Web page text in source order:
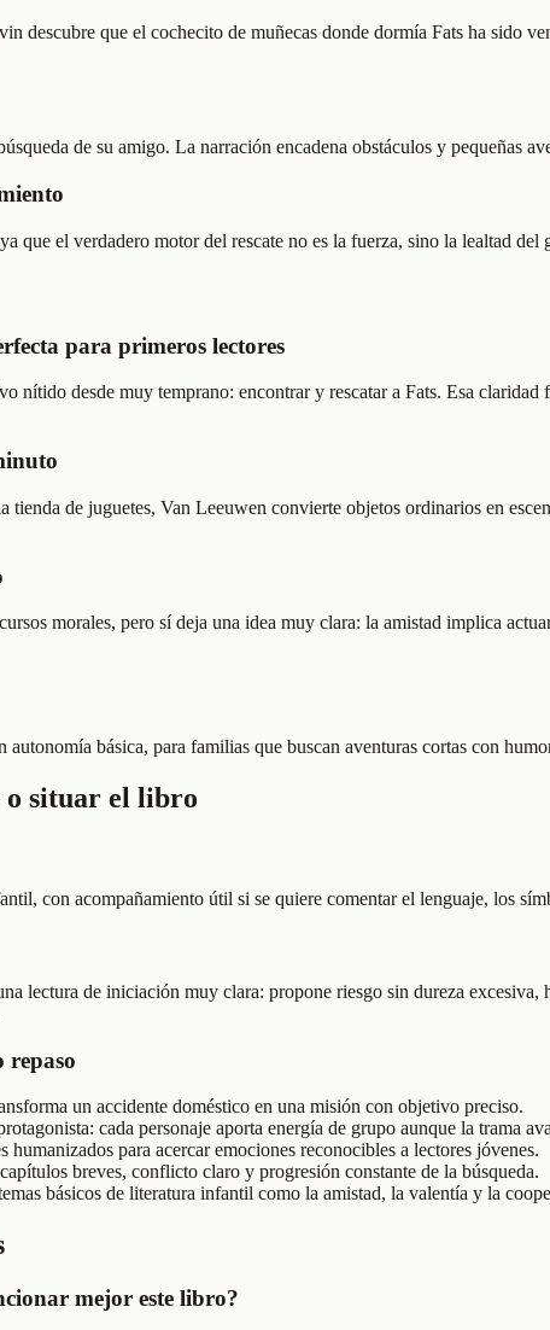
descubre que el cochecito de muñecas donde dormía Fats ha sido
de su amigo. La narración encadena obstáculos y pequeñas
que el verdadero motor del rescate no es la fuerza, sino la lealtad
para primeros lectores
nítido desde muy temprano: encontrar y rescatar a Fats. Esa
tienda de juguetes, Van Leeuwen convierte objetos ordinarios en
morales, pero sí deja una idea muy clara: la amistad implica
autonomía básica, para familias que buscan aventuras cortas con
o situar el libro
con acompañamiento útil si se quiere comentar el lenguaje, los
lectura de iniciación muy clara: propone riesgo sin dureza
repaso
un accidente doméstico en una misión con objetivo preciso.
cada personaje aporta energía de grupo aunque la trama
humanizados para acercar emociones reconocibles a lectores jóvenes.
breves, conflicto claro y progresión constante de la búsqueda.
básicos de literatura infantil como la amistad, la valentía y la
mejor este libro?